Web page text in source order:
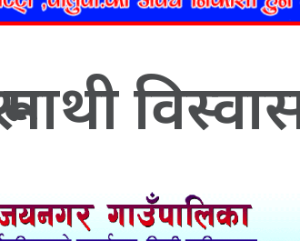
माथी